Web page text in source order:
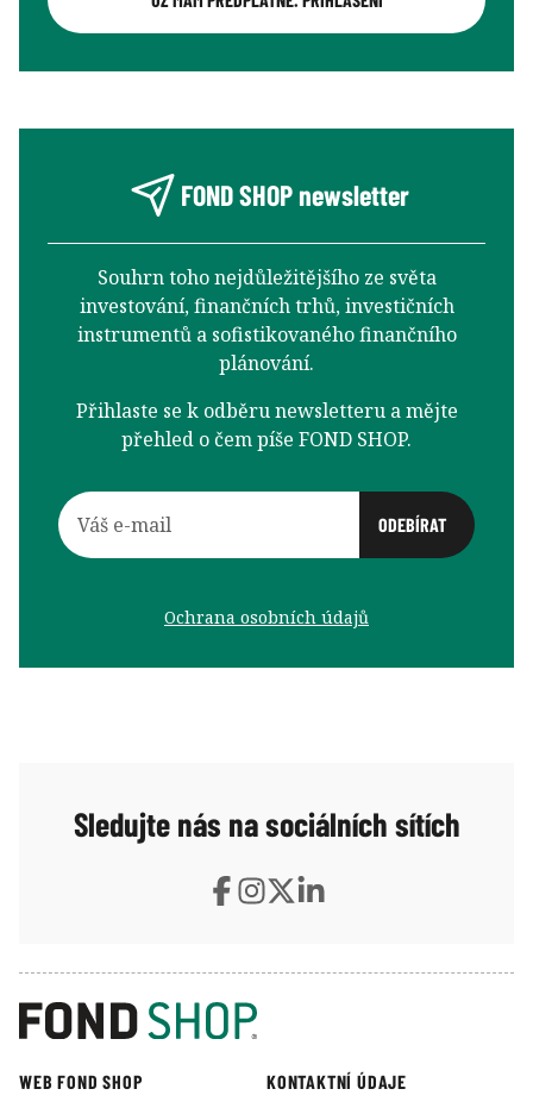
FOND SHOP newsletter
Souhrn toho nejdůležitějšího ze světa
investování, finančních trhů, investičních
instrumentů a sofistikovaného finančního
plánování.
Přihlaste se k odběru newsletteru a mějte
přehled o čem píše FOND SHOP.
Ochrana osobních údajů
Sledujte nás na sociálních sítích
WEB FOND SHOP KONTAKTNÍ ÚDAJE